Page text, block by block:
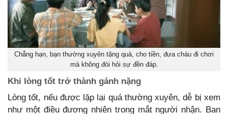
Chẳng hạn, bạn thường xuyên tặng quà, cho tiền, đưa cháu đi chơi
mà không đòi hỏi sự đền đáp.
Khi lòng tốt trở thành gánh nặng
Lòng tốt, nếu được lặp lại quá thường xuyên, dễ bị xem
như một điều đương nhiên trong mắt người nhận. Ban